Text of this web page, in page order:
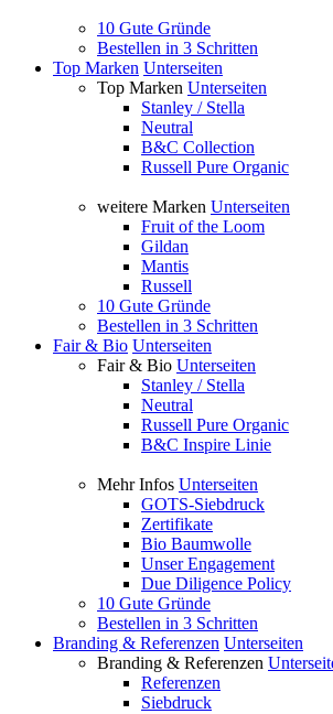
10 Gute Gründe
Bestellen in 3 Schritten
Top Marken Unterseiten
Top Marken Unterseiten
Stanley / Stella
Neutral
B&C Collection
Russell Pure Organic
weitere Marken Unterseiten
Fruit of the Loom
Gildan
Mantis
Russell
10 Gute Gründe
Bestellen in 3 Schritten
Fair & Bio Unterseiten
Fair & Bio Unterseiten
Stanley / Stella
Neutral
Russell Pure Organic
B&C Inspire Linie
Mehr Infos Unterseiten
GOTS-Siebdruck
Zertifikate
Bio Baumwolle
Unser Engagement
Due Diligence Policy
10 Gute Gründe
Bestellen in 3 Schritten
Branding & Referenzen Unterseiten
Branding & Referenzen
Referenzen
Siebdruck